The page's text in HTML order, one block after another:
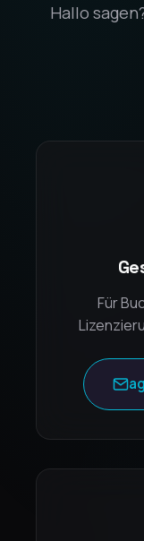
Hallo
Für